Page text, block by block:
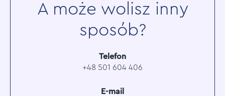
A może wolisz inny
sposób?
Telefon
+48 501 604 406
E-mail